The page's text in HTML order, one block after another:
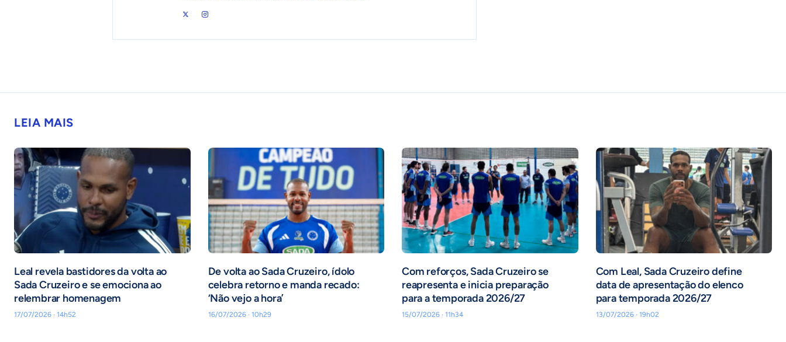
LEIA MAIS
Leal revela bastidores da volta ao
Sada Cruzeiro e se emociona ao
relembrar homenagem
17/07/2026 · 14h52
De volta ao Sada Cruzeiro, ídolo
celebra retorno e manda recado:
‘Não vejo a hora’
16/07/2026 · 10h29
Com reforços, Sada Cruzeiro se
reapresenta e inicia preparação
para a temporada 2026/27
15/07/2026 · 11h34
Com Leal, Sada Cruzeiro define
data de apresentação do elenco
para temporada 2026/27
13/07/2026 · 19h02